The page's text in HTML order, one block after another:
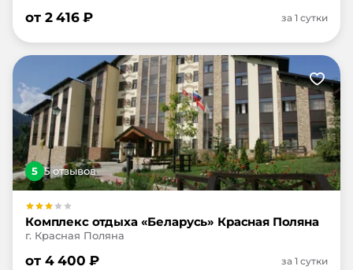
от 2 416₽ за 1 сутки
5 5отзывов
Комплекс отдыха «Беларусь» Красная Поляна
г. Красная Поляна
от 4 400 ₽ за 1 сутки